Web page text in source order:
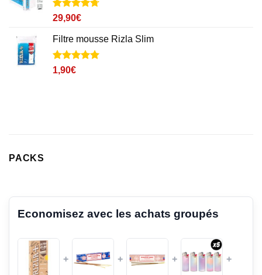
Noté4.7
sur 5 basé
sur
14
notations
client
29,90€
Filtre mousse Rizla Slim
Noté5
5 basé sur
9
1,90€
PACKS
Economisez avec les achats groupés
+ + + +